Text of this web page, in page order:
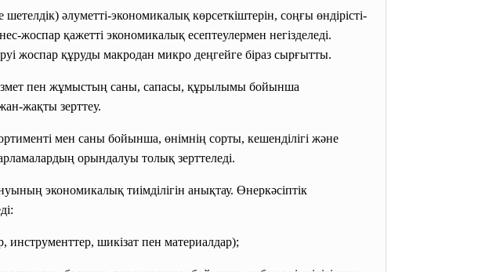
әлуметті-экономикалық көрсеткіштерін, соңғы өндірісті-
қажетті экономикалық есептеулермен негізделеді.
жоспар құруды макродан микро деңгейге біраз сырғытты.
пен жұмыстың саны, сапасы, құрылымы бойынша
жақты зерттеу.
мен саны бойынша, өнімнің сорты, кешенділігі және
орындалуы толық зерттеледі.
экономикалық тиімділігін анықтау. Өнеркәсіптік
шикізат пен материалдар);